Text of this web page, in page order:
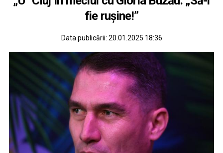
fie rușine!”
Data publicării: 20.01.2025 18:36